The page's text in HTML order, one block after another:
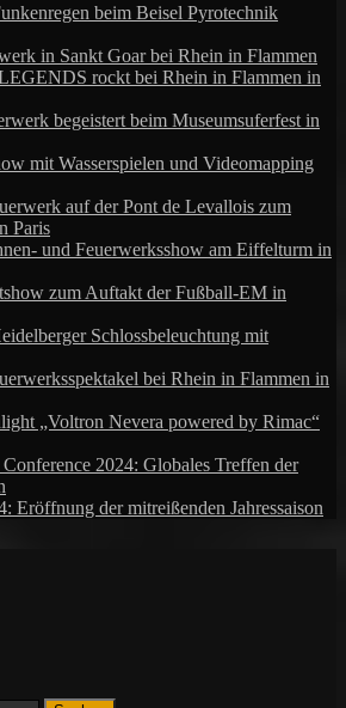
beim Beisel Pyrotechnik
in Sankt Goar bei Rhein in Flammen
rockt bei Rhein in Flammen in
begeistert beim Museumsuferfest in
mit Wasserspielen und Videomapping
auf der Pont de Levallois zum
Paris
und Feuerwerksshow am Eiffelturm in
zum Auftakt der Fußball-EM in
Schlossbeleuchtung mit
bei Rhein in Flammen in
„Voltron Nevera powered by Rimac“
2024: Globales Treffen der
Eröffnung der mitreißenden Jahressaison